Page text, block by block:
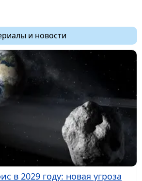
и новости
в 2029 году: новая угроза